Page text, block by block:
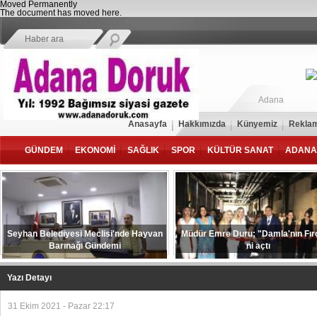
Moved Permanently
The document has moved here.
Adana
Anasayfa Hakkımızda Künyemiz
GÜNDEM EKONOMİ SAĞLIK SPOR KÜLTÜR SANAT ADANA
Seyhan Belediyesi Meclisi'nde Hayvan
Barınağı Gündemi
Müdür Emre Duru; "Damla'nın
ni açtı
Yazı Detayı
31 Ekim 2021 - Pazar 22:17